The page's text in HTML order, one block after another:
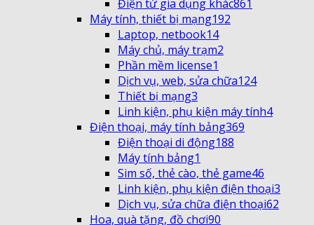
Điện tử gia dụng khác861
Máy tính, thiết bị mạng192
Laptop, netbook14
Máy chủ, máy trạm2
Phần mềm license1
Dịch vụ, web, sửa chữa124
Thiết bị mạng3
Linh kiện, phụ kiện máy tính4
Điện thoại, máy tính bảng369
Điện thoại di động188
Máy tính bảng1
Sim số, thẻ cào, thẻ game46
Linh kiện, phụ kiện điện thoại3
Dịch vụ, sửa chữa điện thoại62
Hoa, quà tặng, đồ chơi90